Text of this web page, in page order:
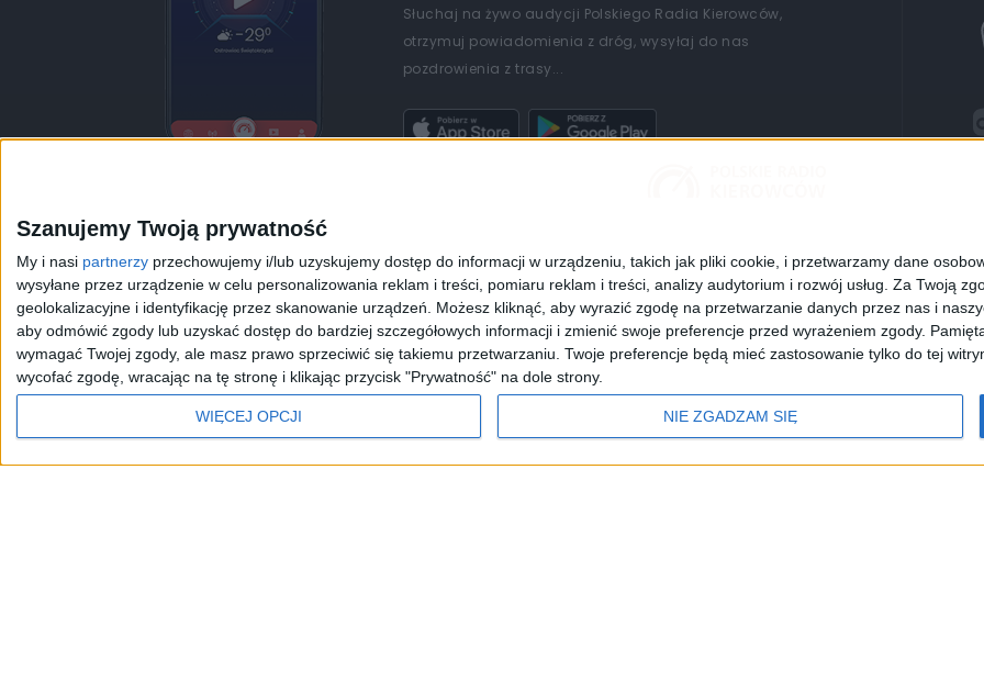
Szanujemy Twoją prywatność
My i nasi partnerzy przechowujemy i/lub uzyskujemy dostęp do informacji w urządzeniu, takich jak pliki cookie, i przetwarzamy dane
wysyłane przez urządzenie w celu personalizowania reklam i treści, pomiaru reklam i treści, analizy audytorium i rozwój usług. Za Twoją
geolokalizacyjne i identyfikację przez skanowanie urządzeń. Możesz kliknąć, aby wyrazić zgodę na przetwarzanie danych przez nas i
aby odmówić zgody lub uzyskać dostęp do bardziej szczegółowych informacji i zmienić swoje preferencje przed wyrażeniem zgody.
wymagać Twojej zgody, ale masz prawo sprzeciwić się takiemu przetwarzaniu. Twoje preferencje będą mieć zastosowanie tylko do tej
wycofać zgodę, wracając na tę stronę i klikając przycisk "Prywatność" na dole strony.
WIĘCEJ OPCJI NIE ZGADZAM SIĘ
Słuchaj na żywo audycji Polskiego Radia Kierowców,
otrzymuj powiadomienia z dróg, wysyłaj do nas
pozdrowienia z trasy...
JEDYNKA DWÓJKA TRÓJKA CZWÓRKA POLSKIE RADIO 24 RADIO POLAND POLSKIE RADIO
Kanały Internetowe
Serwisy historyczne
Sklep
Częstotliwości